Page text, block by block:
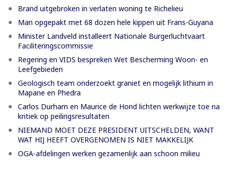
Brand uitgebroken in verlaten woning te Richelieu
Man opgepakt met 68 dozen hele kippen uit Frans-Guyana
Minister Landveld installeert Nationale Burgerluchtvaart
Faciliteringscommissie
Regering en VIDS bespreken Wet Bescherming Woon- en
Leefgebieden
Geologisch team onderzoekt graniet en mogelijk lithium in
Mapane en Phedra
Carlos Durham en Maurice de Hond lichten werkwijze toe na
kritiek op peilingsresultaten
NIEMAND MOET DEZE PRESIDENT UITSCHELDEN, WANT
WAT HIJ HEEFT OVERGENOMEN IS NIET MAKKELIJK
OGA-afdelingen werken gezamenlijk aan schoon milieu